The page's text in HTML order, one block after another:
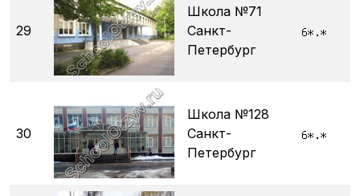
29
Школа №71
Санкт-
Петербург
30
Школа №128
Санкт-
Петербург